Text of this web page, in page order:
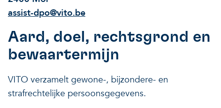
assist-dpo@vito.be
Aard, doel, rechtsgrond en
bewaartermijn
VITO verzamelt gewone-, bijzondere- en
strafrechtelijke persoonsgegevens.